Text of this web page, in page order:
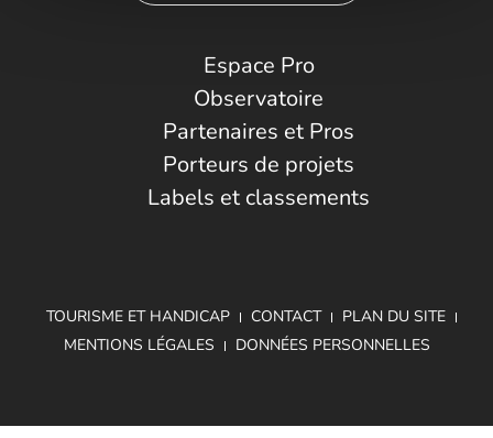
Espace Pro
Observatoire
Partenaires et Pros
Porteurs de projets
Labels et classements
TOURISME ET HANDICAP CONTACT
PLAN DU SITE
MENTIONS LÉGALES
DONNÉES PERSONNELLES